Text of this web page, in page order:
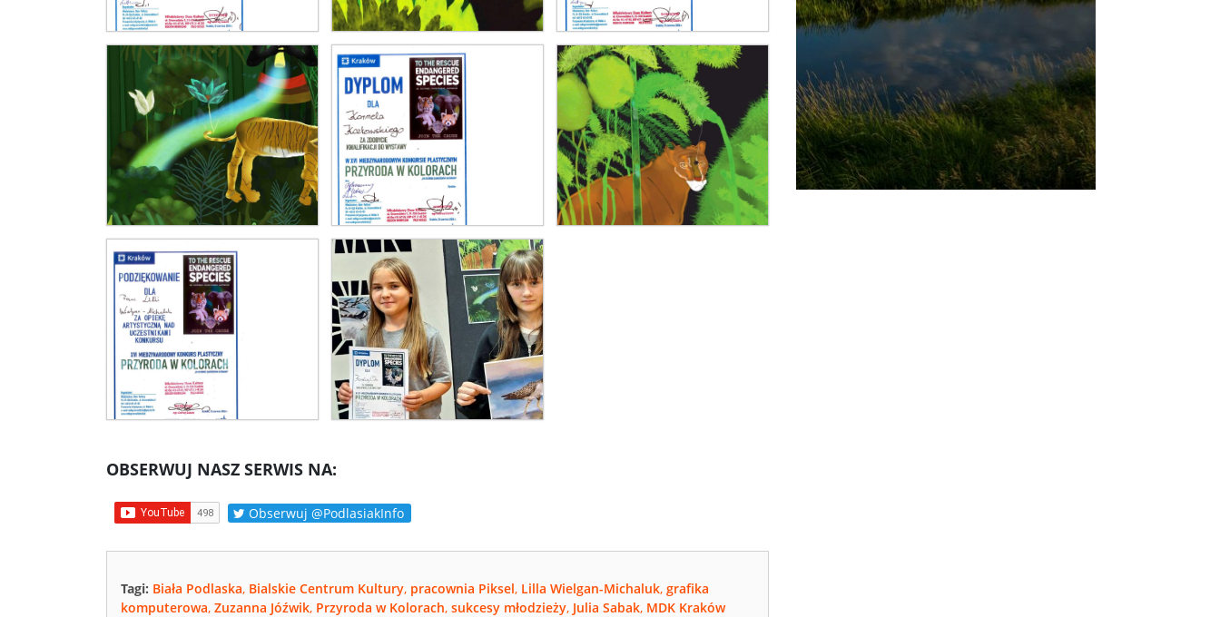
OBSERWUJ NASZ SERWIS NA:
Obserwuj @PodlasiakInfo
Tagi: Biała Podlaska, Bialskie Centrum Kultury, pracownia Piksel, Lilla Wielgan-Michaluk, grafika
komputerowa, Zuzanna Jóźwik, Przyroda w Kolorach, sukcesy młodzieży, Julia Sabak, MDK Kraków